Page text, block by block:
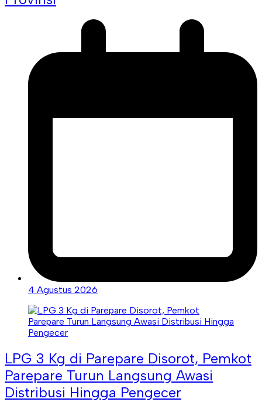
4 Agustus 2026
LPG 3 Kg di Parepare Disorot, Pemkot
Parepare Turun Langsung Awasi
Distribusi Hingga Pengecer